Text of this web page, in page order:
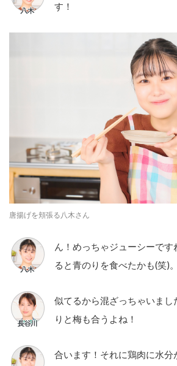
す！
唐揚げを頬張る八木さん
ん！めっちゃジューシーで
ると青のりを食べたかも(笑)。
似てるから混ざっちゃいまし
りと梅も合うよね！
合います！それに鶏肉に水分